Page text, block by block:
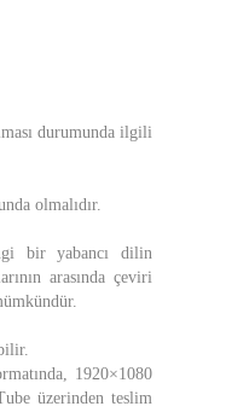
durumunda ilgili
olmalıdır.
bir yabancı dilin
arasında çeviri
1920×1080
üzerinden teslim